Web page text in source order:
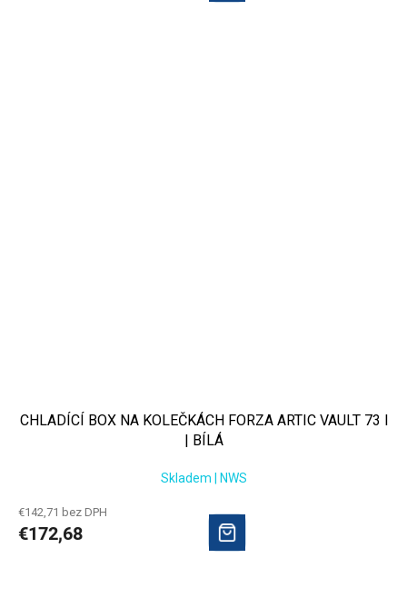
CHLADÍCÍ BOX NA KOLEČKÁCH FORZA ARTIC VAULT 73 l
| BÍLÁ
Skladem | NWS
€142,71 bez DPH
€172,68